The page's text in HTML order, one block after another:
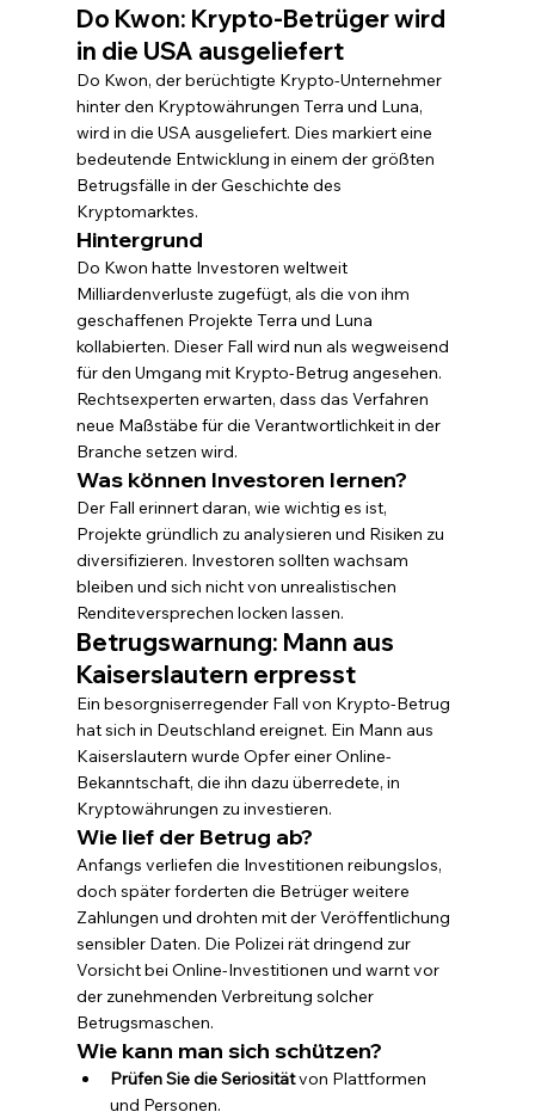
Do Kwon: Krypto-Betrüger wird
in die USA ausgeliefert
Do Kwon, der berüchtigte Krypto-Unternehmer
hinter den Kryptowährungen Terra und Luna,
wird in die USA ausgeliefert. Dies markiert eine
bedeutende Entwicklung in einem der größten
Betrugsfälle in der Geschichte des
Kryptomarktes.
Hintergrund
Do Kwon hatte Investoren weltweit
Milliardenverluste zugefügt, als die von ihm
geschaffenen Projekte Terra und Luna
kollabierten. Dieser Fall wird nun als wegweisend
für den Umgang mit Krypto-Betrug angesehen.
Rechtsexperten erwarten, dass das Verfahren
neue Maßstäbe für die Verantwortlichkeit in der
Branche setzen wird.
Was können Investoren lernen?
Der Fall erinnert daran, wie wichtig es ist,
Projekte gründlich zu analysieren und Risiken zu
diversifizieren. Investoren sollten wachsam
bleiben und sich nicht von unrealistischen
Renditeversprechen locken lassen.
Betrugswarnung: Mann aus
Kaiserslautern erpresst
Ein besorgniserregender Fall von Krypto-Betrug
hat sich in Deutschland ereignet. Ein Mann aus
Kaiserslautern wurde Opfer einer Online-
Bekanntschaft, die ihn dazu überredete, in
Kryptowährungen zu investieren.
Wie lief der Betrug ab?
Anfangs verliefen die Investitionen reibungslos,
doch später forderten die Betrüger weitere
Zahlungen und drohten mit der Veröffentlichung
sensibler Daten. Die Polizei rät dringend zur
Vorsicht bei Online-Investitionen und warnt vor
der zunehmenden Verbreitung solcher
Betrugsmaschen.
Wie kann man sich schützen?
Prüfen Sie die Seriosität von Plattformen
und Personen.